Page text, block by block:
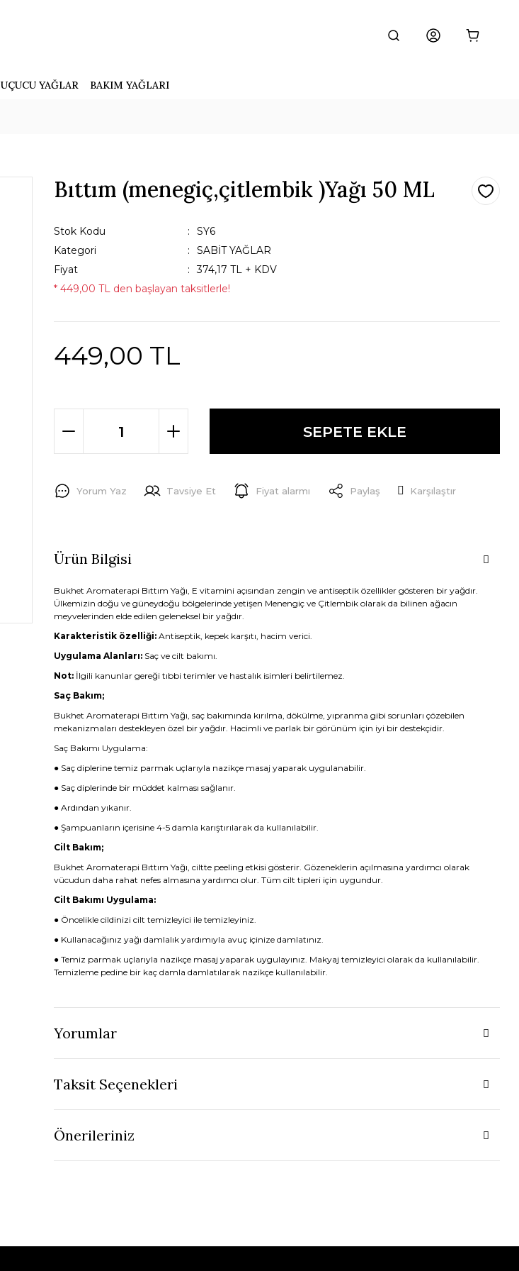
UÇUCU YAĞLAR BAKIM YAĞLARI
Bıttım (menegiç,çitlembik )Yağı 50 ML
Stok Kodu
SY6
Kategori
SABİT YAĞLAR
Fiyat
374,17 TL + KDV
* 449,00 TL den başlayan taksitlerle!
449,00 TL
SEPETE EKLE
Yorum Yaz Tavsiye Et Fiyat alarmı Paylaş Karşılaştır
Ürün Bilgisi
Bukhet Aromaterapi Bıttım Yağı, E vitamini açısından zengin ve antiseptik özellikler gösteren bir yağdır.
Ülkemizin doğu ve güneydoğu bölgelerinde yetişen Menengiç ve Çitlembik olarak da bilinen ağacın
meyvelerinden elde edilen geleneksel bir yağdır.
Karakteristik özelliği: Antiseptik, kepek karşıtı, hacim verici.
Uygulama Alanları: Saç ve cilt bakımı.
Not: İlgili kanunlar gereği tıbbi terimler ve hastalık isimleri belirtilemez.
Saç Bakım;
Bukhet Aromaterapi Bıttım Yağı, saç bakımında kırılma, dökülme, yıpranma gibi sorunları çözebilen
mekanizmaları destekleyen özel bir yağdır. Hacimli ve parlak bir görünüm için iyi bir destekçidir.
Saç Bakımı Uygulama:
● Saç diplerine temiz parmak uçlarıyla nazikçe masaj yaparak uygulanabilir.
● Saç diplerinde bir müddet kalması sağlanır.
● Ardından yıkanır.
● Şampuanların içerisine 4-5 damla karıştırılarak da kullanılabilir.
Cilt Bakım;
Bukhet Aromaterapi Bıttım Yağı, ciltte peeling etkisi gösterir. Gözeneklerin açılmasına yardımcı olarak
vücudun daha rahat nefes almasına yardımcı olur. Tüm cilt tipleri için uygundur.
Cilt Bakımı Uygulama:
● Öncelikle cildinizi cilt temizleyici ile temizleyiniz.
● Kullanacağınız yağı damlalık yardımıyla avuç içinize damlatınız.
● Temiz parmak uçlarıyla nazikçe masaj yaparak uygulayınız. Makyaj temizleyici olarak da kullanılabilir.
Temizleme pedine bir kaç damla damlatılarak nazikçe kullanılabilir.
Yorumlar
Taksit Seçenekleri
Önerileriniz